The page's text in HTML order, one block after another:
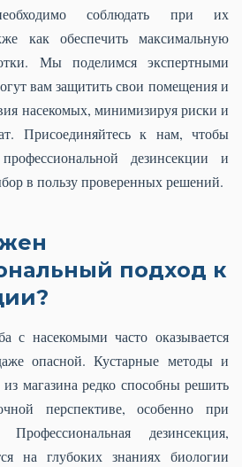
соблюдать при их
как обеспечить максимальную
Мы поделимся экспертными
вам защитить свои помещения и
насекомых, минимизируя риски и
Присоединяйтесь к нам, чтобы
дезинсекции и
в пользу проверенных решений.
подход к
с насекомыми часто оказывается
опасной. Кустарные методы и
магазина редко способны решить
перспективе, особенно при
дезинсекция,
на глубоких знаниях биологии